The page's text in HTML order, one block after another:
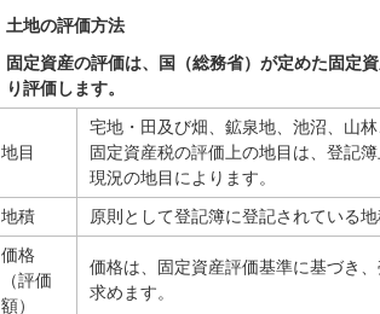
土地の評価方法
固定資産の評価は、国（総務省）が定めた固定
り評価します。
地目
宅地・田及び畑、鉱泉地、池沼、山
固定資産税の評価上の地目は、登記
現況の地目によります。
地積
原則として登記簿に登記されている地
価格
（評価
額）
価格は、固定資産評価基準に基づき
求めます。